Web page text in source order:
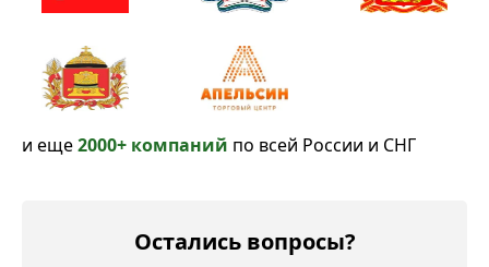
и еще2000+ компаний по всей России и СНГ
Остались вопросы?